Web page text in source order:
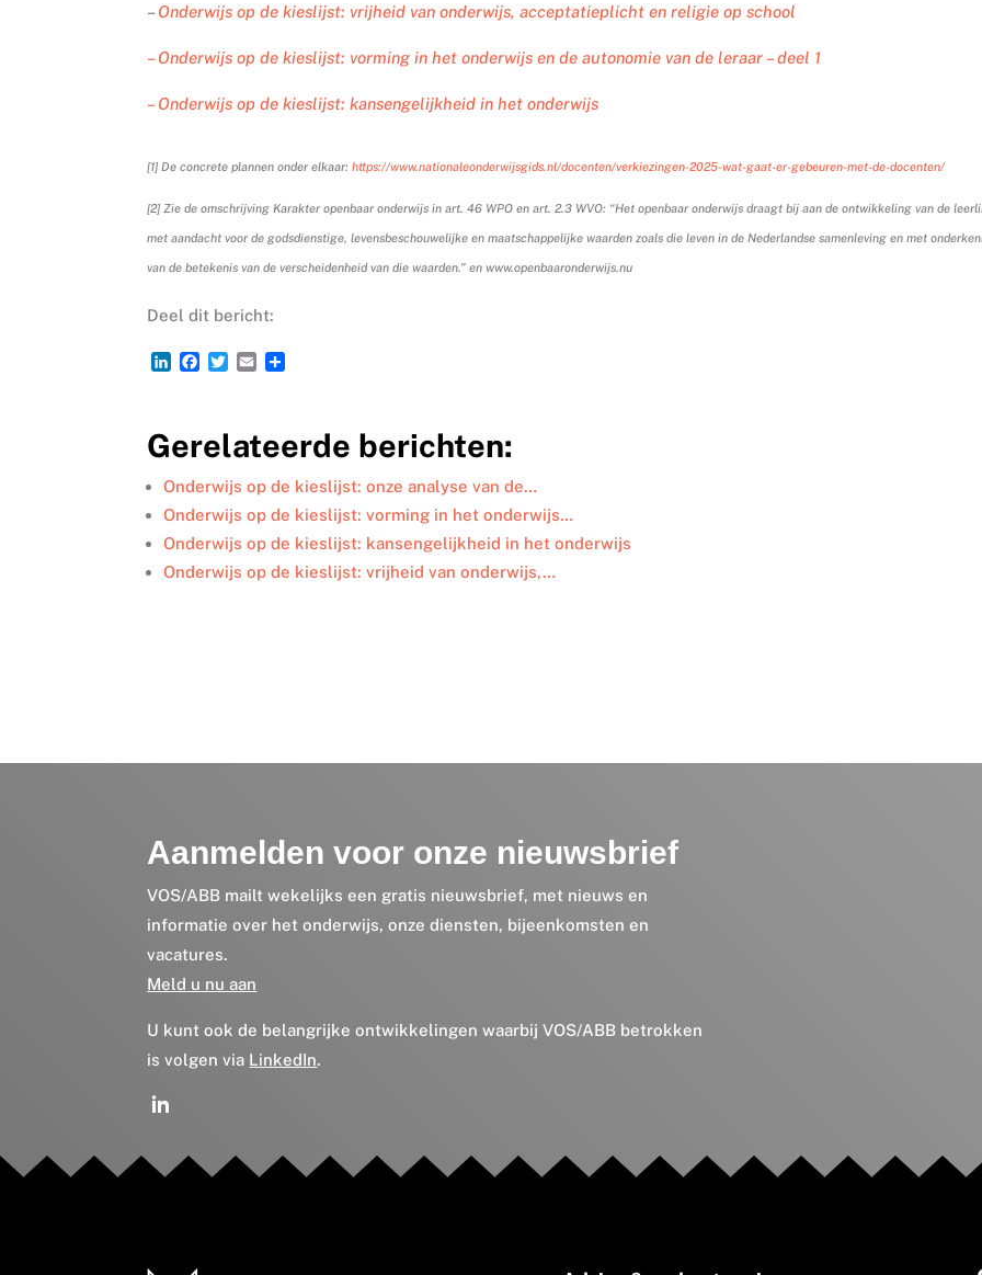
–Onderwijs op de kieslijst: vrijheid van onderwijs, acceptatieplicht en religie op school
– Onderwijs op de kieslijst: vorming in het onderwijs en de autonomie van de leraar – deel 1
– Onderwijs op de kieslijst: kansengelijkheid in het onderwijs
[1] De concrete plannen onder elkaar:https://www.nationaleonderwijsgids.nl/docenten/verkiezingen-2025-wat-gaat-er-gebeuren-met-de-docenten/
[2] Zie de omschrijving Karakter openbaar onderwijs in art. 46 WPO en art. 2.3 WVO: “Het openbaar onderwijs draagt bij aan de ontwikkeling van de
met aandacht voor de godsdienstige, levensbeschouwelijke en maatschappelijke waarden zoals die leven in de Nederlandse samenleving en met
van de betekenis van de verscheidenheid van die waarden.” en www.openbaaronderwijs.nu
Deel dit bericht:
L
e
d
I
n
F
b
o
o
k
T
t
e
r
E
l
n
Gerelateerde berichten:
Onderwijs op de kieslijst: onze analyse van de…
Onderwijs op de kieslijst: vorming in het onderwijs…
Onderwijs op de kieslijst: kansengelijkheid in het onderwijs
Onderwijs op de kieslijst: vrijheid van onderwijs,…
Aanmelden voor onze nieuwsbrief
VOS/ABB mailt wekelijks een gratis nieuwsbrief, met nieuws en
informatie over het onderwijs, onze diensten, bijeenkomsten en
vacatures.
Meld u nu aan
U kunt ook de belangrijke ontwikkelingen waarbij VOS/ABB betrokken
is volgen via LinkedIn.